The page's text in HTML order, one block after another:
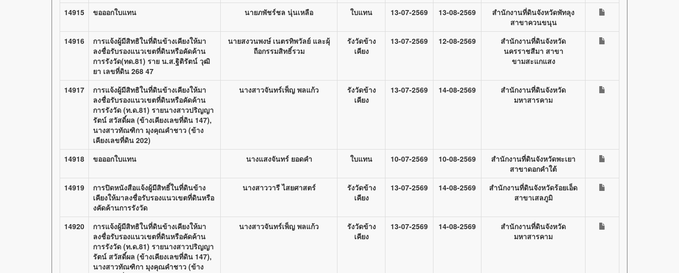
14915 ขอออกใบแทน นายภพัชร์ชล นุ่นเหลือ ใบแทน 13-07-2569 13-08-2569
สำนักงานที่ดินจังหวัดพัทลุง
สาขาควนขนุน
14916
การแจ้งผู้มีสิทธิในที่ดินข้างเคียงให้มา
ลงชื่อรับรองแนวเขตที่ดินหรือคัดค้าน
การรังวัด(ทด.81) ราย น.ส.ฐิติรัตน์ วุฒิ
ยา เลขที่ดิน 268 47
นายสงวนพงษ์ เนตรทิพวัลย์ และผุ้
ถือกรรมสิทธิ์รวม
รังวัดข้าง
เคียง
13-07-2569 12-08-2569
สำนักงานที่ดินจังหวัด
นครราชสีมา สาขา
ขามสะแกแสง
14917
การแจ้งผู้มีสิทธิในที่ดินข้างเคียงให้มา
ลงชื่อรับรองแนวเขตที่ดินหรือคัดค้าน
การรังวัด (ท.ด.81) รายนางสาวปริญญา
รัตน์ สวัสดิ์ผล (ข้างเคียงเลขที่ดิน 147),
นางสาวทัณฑิกา มุงคุณคำชาว (ข้าง
เคียงเลขที่ดิน 202)
นางสาวจันทร์เพ็ญ พลแก้ว
รังวัดข้าง
เคียง
13-07-2569 14-08-2569
สำนักงานที่ดินจังหวัด
มหาสารคาม
14918 ขอออกใบแทน นางแสงจันทร์ ยอดคำ ใบแทน 10-07-2569 10-08-2569
สำนักงานที่ดินจังหวัดพะเยา
สาขาดอกคำใต้
14919
การปิดหนังสือแจ้งผู้มีสิทธิ์ในที่ดินข้าง
เคียงให้มาลงชื่อรับรองแนวเขตที่ดินหรือ
งคัดค้านการรังวัด
นางสาววารี ไสยศาสตร์
รังวัดข้าง
เคียง
13-07-2569 14-08-2569
สำนักงานที่ดินจังหวัดร้อยเอ็ด
สาขาเสลภูมิ
14920
การแจ้งผู้มีสิทธิในที่ดินข้างเคียงให้มา
ลงชื่อรับรองแนวเขตที่ดินหรือคัดค้าน
การรังวัด (ท.ด.81) รายนางสาวปริญญา
รัตน์ สวัสดิ์ผล (ข้างเคียงเลขที่ดิน 147),
นางสาวทัณฑิกา มุงคุณคำชาว (ข้าง
นางสาวจันทร์เพ็ญ พลแก้ว
รังวัดข้าง
เคียง
13-07-2569 14-08-2569
สำนักงานที่ดินจังหวัด
มหาสารคาม